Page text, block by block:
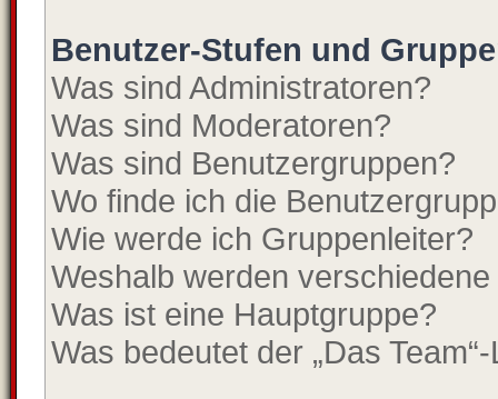
Benutzer-Stufen und
Was sind Administratoren?
Was sind Moderatoren?
Was sind Benutzergruppen?
Wo finde ich die
Wie werde ich Gruppenleiter?
Weshalb werden
Was ist eine Hauptgruppe?
Was bedeutet der „Das